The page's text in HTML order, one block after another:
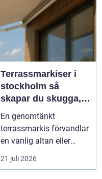
Terrassmarkiser i
stockholm så
skapar du skugga,
stil och komfort på
uteplatsen
En genomtänkt
terrassmarkis förvandlar
en vanlig altan eller
uteplats till ett extra rum
under sommarhalvåret. I
21 juli 2026